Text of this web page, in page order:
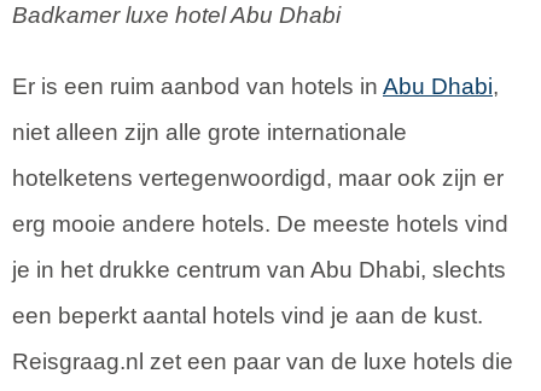
Badkamer luxe hotel Abu Dhabi
Er is een ruim aanbod van hotels in Abu Dhabi,
niet alleen zijn alle grote internationale
hotelketens vertegenwoordigd, maar ook zijn er
erg mooie andere hotels. De meeste hotels vind
je in het drukke centrum van Abu Dhabi, slechts
een beperkt aantal hotels vind je aan de kust.
Reisgraag.nl zet een paar van de luxe hotels die